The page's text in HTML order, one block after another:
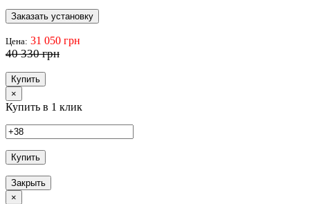
Заказать установку
Цена: 31 050 грн
40 330 грн
Купить
×
Купить в 1 клик
Купить
Закрыть
×